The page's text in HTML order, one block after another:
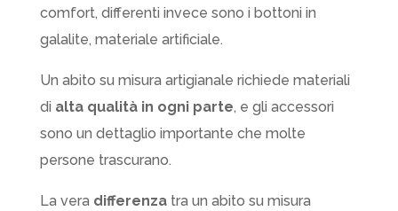
comfort, differenti invece sono i bottoni in
galalite, materiale artificiale.
Un abito su misura artigianale richiede materiali
di alta qualità in ogni parte, e gli accessori
sono un dettaglio importante che molte
persone trascurano.
La vera differenzatra un abito su misura